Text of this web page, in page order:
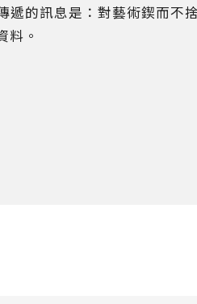
的訊息是：對藝術鍥而不
料。